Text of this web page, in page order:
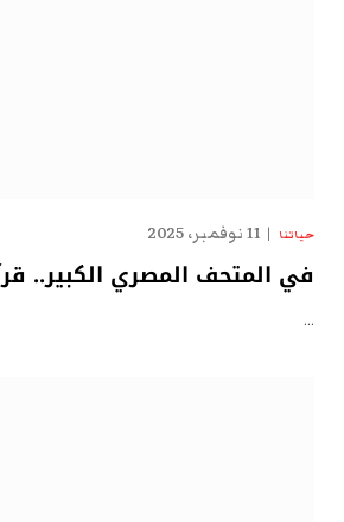
حياتنا 11 نوفمبر، 2025
في المتحف المصري الكبير..
…